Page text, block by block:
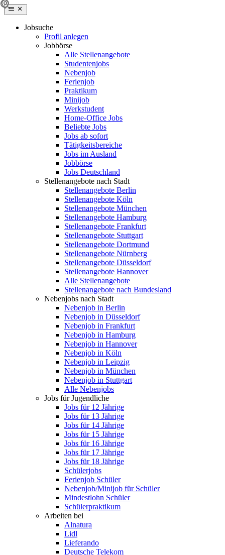
Jobsuche
Profil anlegen
Jobbörse
Alle Stellenangebote
Studentenjobs
Nebenjob
Ferienjob
Praktikum
Minijob
Werkstudent
Home-Office Jobs
Beliebte Jobs
Jobs ab sofort
Tätigkeitsbereiche
Jobs im Ausland
Jobbörse
Jobs Deutschland
Stellenangebote nach Stadt
Stellenangebote Berlin
Stellenangebote Köln
Stellenangebote München
Stellenangebote Hamburg
Stellenangebote Frankfurt
Stellenangebote Stuttgart
Stellenangebote Dortmund
Stellenangebote Nürnberg
Stellenangebote Düsseldorf
Stellenangebote Hannover
Alle Stellenangebote
Stellenangebote nach Bundesland
Nebenjobs nach Stadt
Nebenjob in Berlin
Nebenjob in Düsseldorf
Nebenjob in Frankfurt
Nebenjob in Hamburg
Nebenjob in Hannover
Nebenjob in Köln
Nebenjob in Leipzig
Nebenjob in München
Nebenjob in Stuttgart
Alle Nebenjobs
Jobs für Jugendliche
Jobs für 12 Jährige
Jobs für 13 Jährige
Jobs für 14 Jährige
Jobs für 15 Jährige
Jobs für 16 Jährige
Jobs für 17 Jährige
Jobs für 18 Jährige
Schülerjobs
Ferienjob Schüler
Nebenjob/Minijob für Schüler
Mindestlohn Schüler
Schülerpraktikum
Arbeiten bei
Alnatura
Lidl
Lieferando
Deutsche Telekom